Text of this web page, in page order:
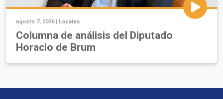
agosto 7, 2026 | Locales
Columna de análisis del Diputado
Horacio de Brum